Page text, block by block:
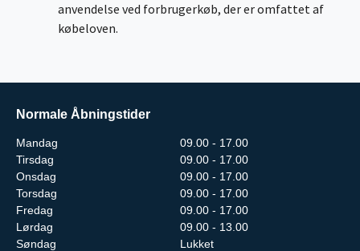
anvendelse ved forbrugerkøb, der er omfattet af
købeloven.
Normale Åbningstider
Mandag
09.00 - 17.00
Tirsdag
09.00 - 17.00
Onsdag
09.00 - 17.00
Torsdag
09.00 - 17.00
Fredag
09.00 - 17.00
Lørdag
09.00 - 13.00
Søndag
Lukket